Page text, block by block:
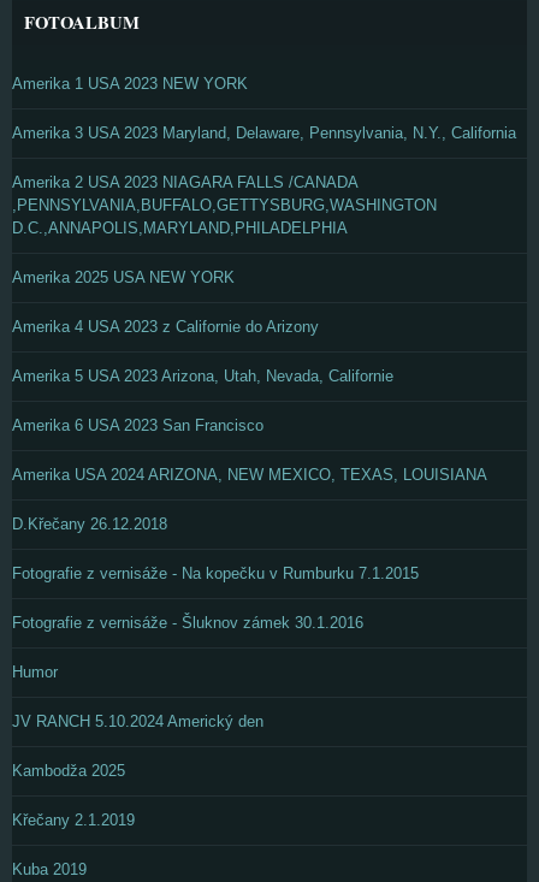
FOTOALBUM
Amerika 1 USA 2023 NEW YORK
Amerika 3 USA 2023 Maryland, Delaware, Pennsylvania, N.Y., California
Amerika 2 USA 2023 NIAGARA FALLS /CANADA
,PENNSYLVANIA,BUFFALO,GETTYSBURG,WASHINGTON
D.C.,ANNAPOLIS,MARYLAND,PHILADELPHIA
Amerika 2025 USA NEW YORK
Amerika 4 USA 2023 z Californie do Arizony
Amerika 5 USA 2023 Arizona, Utah, Nevada, Californie
Amerika 6 USA 2023 San Francisco
Amerika USA 2024 ARIZONA, NEW MEXICO, TEXAS, LOUISIANA
D.Křečany 26.12.2018
Fotografie z vernisáže - Na kopečku v Rumburku 7.1.2015
Fotografie z vernisáže - Šluknov zámek 30.1.2016
Humor
JV RANCH 5.10.2024 Americký den
Kambodža 2025
Křečany 2.1.2019
Kuba 2019